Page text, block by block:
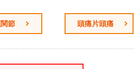
節 頭痛片頭痛